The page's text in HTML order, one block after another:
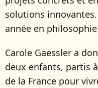
solutions
année en philosophie
Carole Gaessler a
deux enfants, partis
de la France pour